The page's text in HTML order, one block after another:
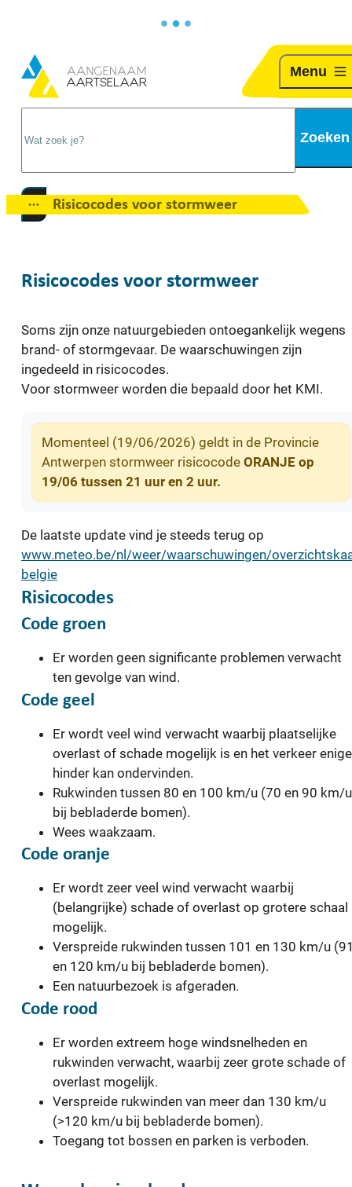
Naar inhoud
Aartselaar
Zoeken
Menu
Toon alle broodkruimel items
Risicocodes voor stormweer
Risicocodes voor stormweer
Soms zijn onze natuurgebieden ontoegankelijk wegens
brand- of stormgevaar. De waarschuwingen zijn
ingedeeld in risicocodes.
Voor stormweer worden die bepaald door het KMI.
Momenteel (19/06/2026) geldt in de Provincie
Antwerpen stormweer risicocode ORANJE op
19/06 tussen 21 uur en 2 uur.
De laatste update vind je steeds terug op
www.meteo.be/nl/weer/waarschuwingen/
belgie
Risicocodes
Code groen
Er worden geen significante problemen verwacht
ten gevolge van wind.
Code geel
Er wordt veel wind verwacht waarbij plaatselijke
overlast of schade mogelijk is en het verkeer enige
hinder kan ondervinden.
Rukwinden tussen 80 en 100 km/u (70 en 90 km/u
bij bebladerde bomen).
Wees waakzaam.
Code oranje
Er wordt zeer veel wind verwacht waarbij
(belangrijke) schade of overlast op grotere schaal
mogelijk.
Verspreide rukwinden tussen 101 en 130 km/u
en 120 km/u bij bebladerde bomen).
Een natuurbezoek is afgeraden.
Code rood
Er worden extreem hoge windsnelheden en
rukwinden verwacht, waarbij zeer grote schade of
overlast mogelijk.
Verspreide rukwinden van meer dan 130 km/u
(>120 km/u bij bebladerde bomen).
Toegang tot bossen en parken is verboden.